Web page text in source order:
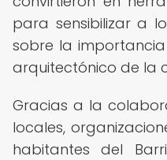
para sensibilizar a
sobre la
arquitectónico de la
Gracias a la
locales,
habitantes del